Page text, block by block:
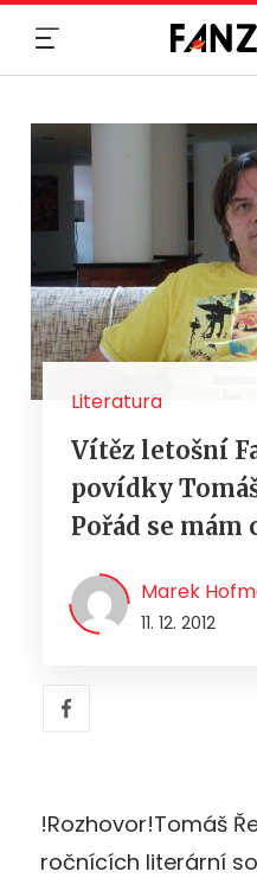
Literatura
Vítěz letošní
povídky
Pořád se mám
Marek
11. 12. 2012
!Rozhovor!Tomáš
ročnících literární